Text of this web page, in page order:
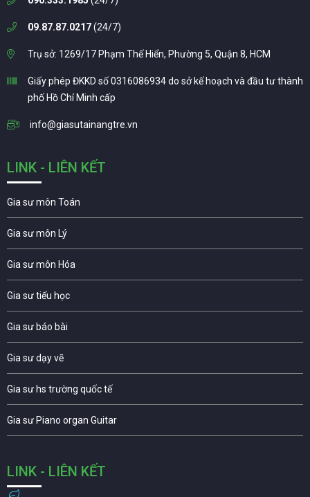
09.87.87.0217(24/7)
Trụ sở: 1269/17 Phạm Thế Hiển, Phường 5, Quận 8, HCM
Giấy phép ĐKKD số 0316086934 do sở kế hoạch và đầu tư thành
phố Hồ Chí Minh cấp
info@giasutainangtre.vn
LINK - LIÊN KẾT
Gia sư môn Toán
Gia sư môn Lý
Gia sư môn Hóa
Gia sư tiểu học
Gia sư báo bài
Gia sư dạy vẽ
Gia sư hs trường quốc tế
Gia sư Piano organ Guitar
LINK - LIÊN KẾT